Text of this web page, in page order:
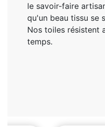
le savoir-faire
qu'un beau tissu se
Nos toiles résistent
temps.